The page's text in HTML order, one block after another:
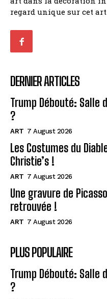
regard unique sur cet
DERNIER ARTICLES
Trump Débouté: Salle
?
ART 7 August 2026
Les Costumes du
Christie’s !
ART 7 August 2026
Une gravure de
retrouvée !
ART 7 August 2026
PLUS POPULAIRE
Trump Débouté: Salle
?